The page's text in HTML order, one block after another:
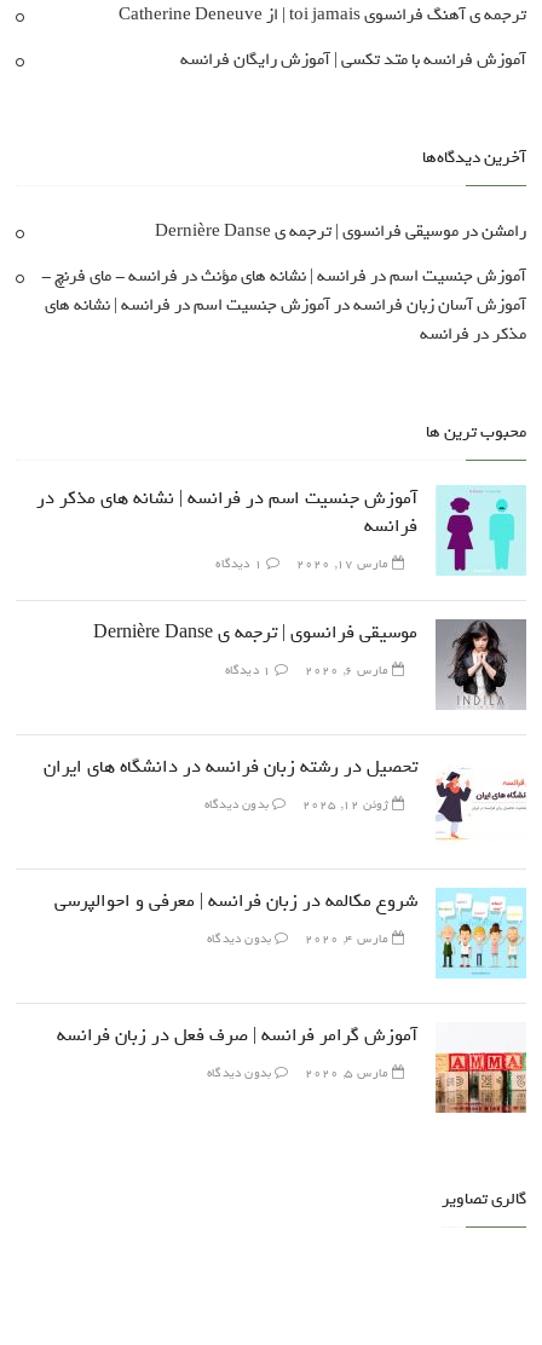
ترجمه ی آهنگ فرانسوی toi jamais | از Catherine Deneuve
آموزش فرانسه با متد تکسی | آموزش رایگان فرانسه
آخرین دیدگاه‌ها
رامشندرموسیقی فرانسوی | ترجمه ی Dernière Danse
آموزش جنسیت اسم در فرانسه | نشانه های مؤنث در فرانسه - مای فرنچ -
آموزش آسان زبان فرانسهدرآموزش جنسیت اسم در فرانسه | نشانه های
مذکر در فرانسه
محبوب ترین ها
آموزش جنسیت اسم در فرانسه | نشانه های مذکر در
فرانسه
مارس 17, 2020 1 دیدگاه
موسیقی فرانسوی | ترجمه ی Dernière Danse
مارس 6, 2020 1 دیدگاه
تحصیل در رشته زبان فرانسه در دانشگاه های ایران
ژوئن 12, 2025 بدون دیدگاه
شروع مکالمه در زبان فرانسه | معرفی و احوالپرسی
مارس 4, 2020 بدون دیدگاه
آموزش گرامر فرانسه | صرف فعل در زبان فرانسه
مارس 5, 2020 بدون دیدگاه
گالری تصاویر